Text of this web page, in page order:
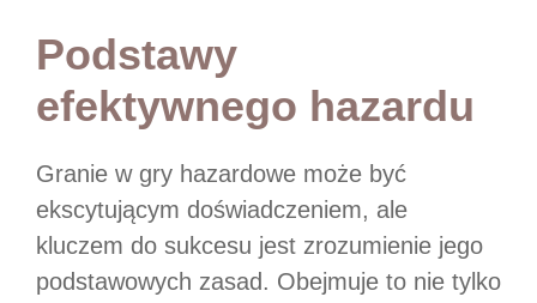
Podstawy
efektywnego hazardu
Granie w gry hazardowe może być
ekscytującym doświadczeniem, ale
kluczem do sukcesu jest zrozumienie jego
podstawowych zasad. Obejmuje to nie tylko